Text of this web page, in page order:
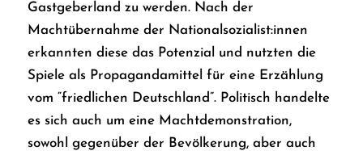
Gastgeberland zu werden. Nach der
Machtübernahme der Nationalsozialist:innen
erkannten diese das Potenzial und nutzten die
Spiele als Propagandamittel für eine Erzählung
vom “friedlichen Deutschland”. Politisch handelte
es sich auch um eine Machtdemonstration,
sowohl gegenüber der Bevölkerung, aber auch